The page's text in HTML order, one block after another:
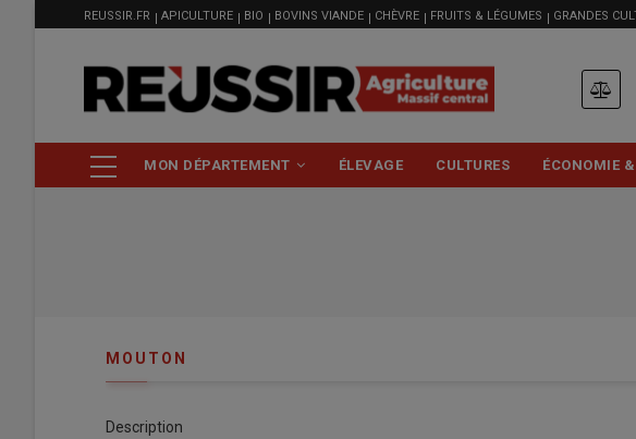
MENU
FILIÈRE
REUSSIR.FR APICULTURE BIO BOVINS VIANDE CHÈVRE FRUITS & LÉGUMES GRANDES
ACCOUNT
PRINCIPALEMON DÉPARTEMENT ÉLEVAGE CULTURES ÉCONOMIE
MOUTON
Description